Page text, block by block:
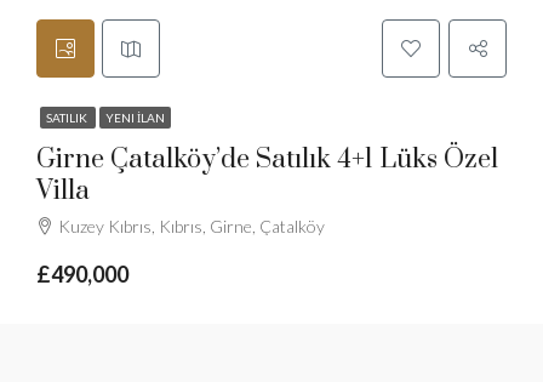
SATILIK YENI İLAN
Girne Çatalköy’de Satılık 4+1 Lüks Özel
Villa
Kuzey Kıbrıs, Kıbrıs, Girne, Çatalköy
£490,000